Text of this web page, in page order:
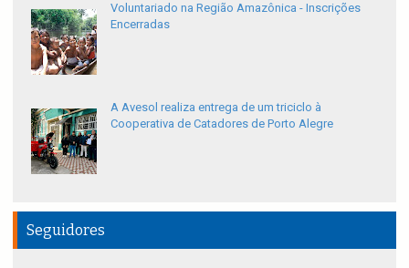
Voluntariado na Região Amazônica - Inscrições
Encerradas
A Avesol realiza entrega de um triciclo à
Cooperativa de Catadores de Porto Alegre
Seguidores